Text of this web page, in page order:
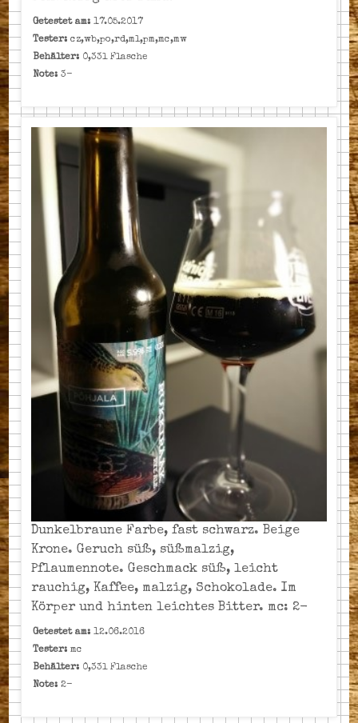
Getestet am: 17.05.2017
Tester: cz,wb,po,rd,ml,pm,mc,mw
Behälter: 0,33l Flasche
Note: 3-
Dunkelbraune Farbe, fast schwarz. Beige
Krone. Geruch süß, süßmalzig,
Pflaumennote. Geschmack süß, leicht
rauchig, Kaffee, malzig, Schokolade. Im
Körper und hinten leichtes Bitter. mc: 2-
Getestet am: 12.06.2016
Tester: mc
Behälter: 0,33l Flasche
Note: 2-